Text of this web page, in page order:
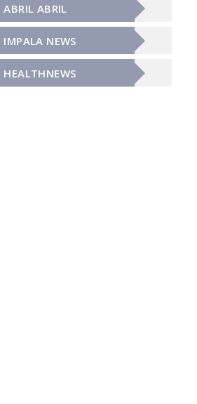
ABRIL ABRIL
IMPALA NEWS
HEALTHNEWS